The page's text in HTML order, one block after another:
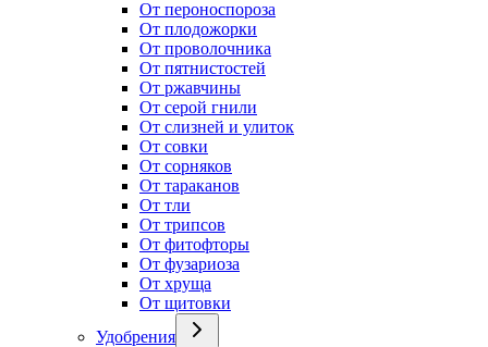
От пероноспороза
От плодожорки
От проволочника
От пятнистостей
От ржавчины
От серой гнили
От слизней и улиток
От совки
От сорняков
От тараканов
От тли
От трипсов
От фитофторы
От фузариоза
От хруща
От щитовки
Удобрения